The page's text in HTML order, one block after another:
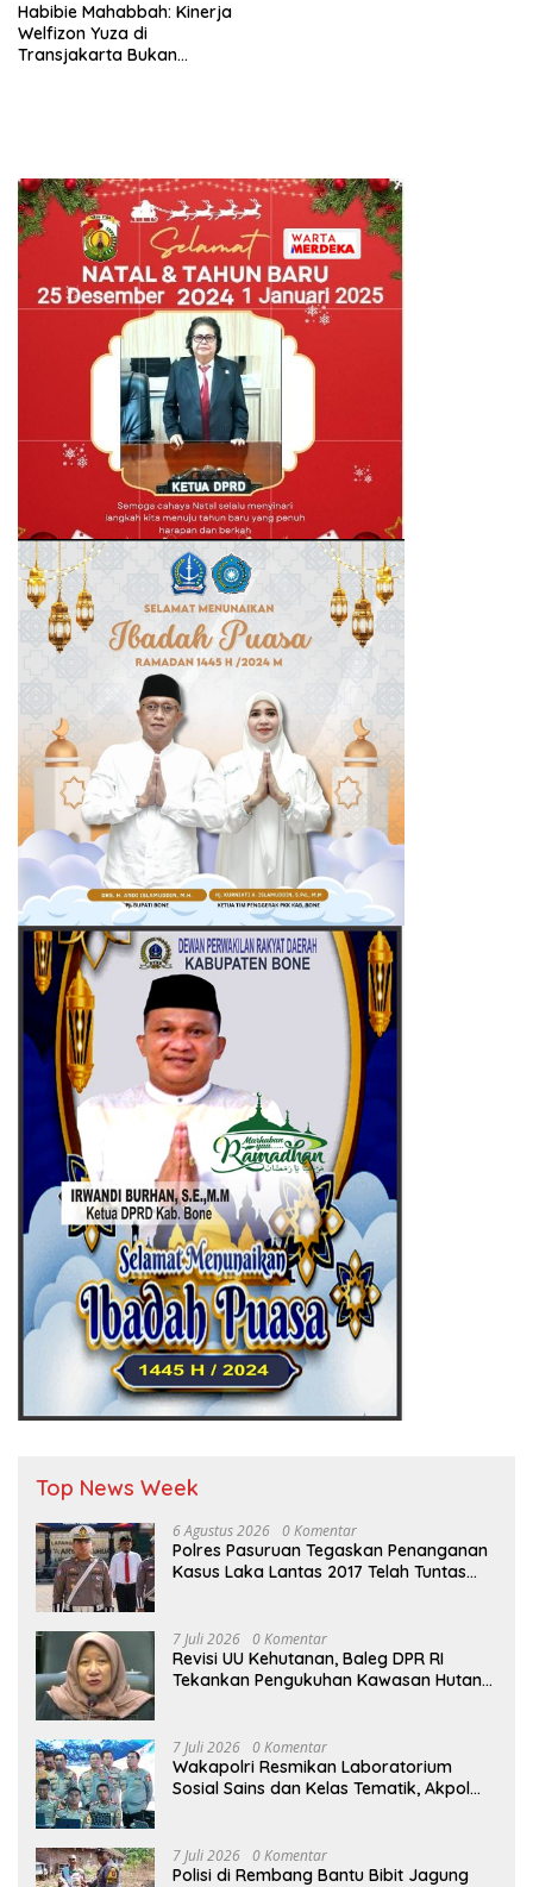
Habibie Mahabbah: Kinerja
Welfizon Yuza di
Transjakarta Bukan
Top News Week
6 Agustus 2026 0 Komentar
Polres Pasuruan Tegaskan Penanganan
Kasus Laka Lantas 2017 Telah Tuntas
7 Juli 2026 0 Komentar
Revisi UU Kehutanan, Baleg DPR RI
Tekankan Pengukuhan Kawasan Hutan
7 Juli 2026 0 Komentar
Wakapolri Resmikan Laboratorium
Sosial Sains dan Kelas Tematik, Akpol
7 Juli 2026 0 Komentar
Polisi di Rembang Bantu Bibit Jagung